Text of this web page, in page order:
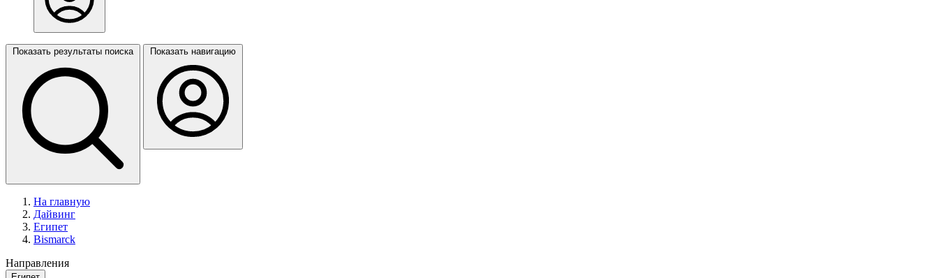
Показать результаты поиска Показать навигацию
На главную
Дайвинг
Египет
Bismarck
Направления